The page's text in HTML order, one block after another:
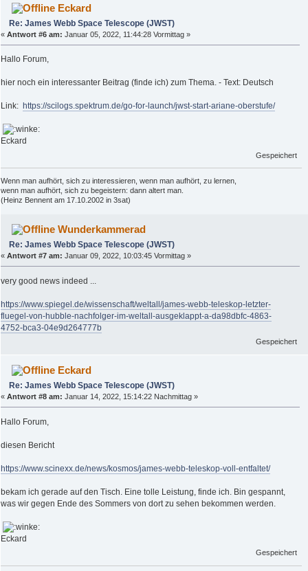
Eckard
Re: James Webb Space Telescope (JWST)
« Antwort #6 am: Januar 05, 2022, 11:44:28 Vormittag »
Hallo Forum,
hier noch ein interessanter Beitrag (finde ich) zum Thema. - Text: Deutsch
Link: https://scilogs.spektrum.de/go-for-launch/jwst-start-ariane-oberstufe/
Eckard
Gespeichert
Wenn man aufhört, sich zu interessieren, wenn man aufhört, zu lernen,
wenn man aufhört, sich zu begeistern: dann altert man.
(Heinz Bennent am 17.10.2002 in 3sat)
Wunderkammerad
Re: James Webb Space Telescope (JWST)
« Antwort #7 am: Januar 09, 2022, 10:03:45 Vormittag »
very good news indeed ...
https://www.spiegel.de/wissenschaft/weltall/james-webb-teleskop-letzter-
fluegel-von-hubble-nachfolger-im-weltall-ausgeklappt-a-da98dbfc-4863-
4752-bca3-04e9d264777b
Gespeichert
Eckard
Re: James Webb Space Telescope (JWST)
« Antwort #8 am: Januar 14, 2022, 15:14:22 Nachmittag »
Hallo Forum,
diesen Bericht
https://www.scinexx.de/news/kosmos/james-webb-teleskop-voll-entfaltet/
bekam ich gerade auf den Tisch. Eine tolle Leistung, finde ich. Bin gespannt,
was wir gegen Ende des Sommers von dort zu sehen bekommen werden.
Eckard
Gespeichert